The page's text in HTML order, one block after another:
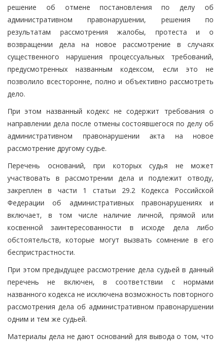
решение об отмене постановления по делу об
административном правонарушении, решения по
результатам рассмотрения жалобы, протеста и о
возвращении дела на новое рассмотрение в случаях
существенного нарушения процессуальных требований,
предусмотренных названным кодексом, если это не
позволило всесторонне, полно и объективно рассмотреть
дело.
При этом названный кодекс не содержит требования о
направлении дела после отмены состоявшегося по делу об
административном правонарушении акта на новое
рассмотрение другому судье.
Перечень оснований, при которых судья не может
участвовать в рассмотрении дела и подлежит отводу,
закреплен в части 1 статьи 29.2 Кодекса Российской
Федерации об административных правонарушениях и
включает, в том числе наличие личной, прямой или
косвенной заинтересованности в исходе дела либо
обстоятельств, которые могут вызвать сомнение в его
беспристрастности.
При этом предыдущее рассмотрение дела судьей в данный
перечень не включен, в соответствии с нормами
названного кодекса не исключена возможность повторного
рассмотрения дела об административном правонарушении
одним и тем же судьей.
Материалы дела не дают оснований для вывода о том, что